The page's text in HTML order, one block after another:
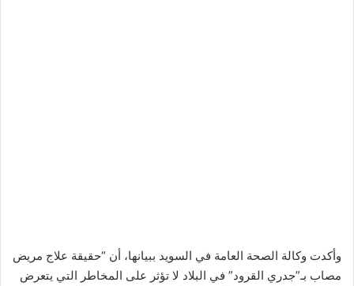
وأكدت وكالة الصحة العامة في السويد ببيانها، أن “حقيقة علاج مريض
مصاب بـ”جدري القرود” في البلاد لا تؤثر على المخاطر التي يتعرض